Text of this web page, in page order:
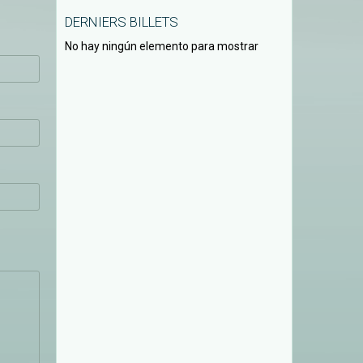
DERNIERS BILLETS
No hay ningún elemento para mostrar